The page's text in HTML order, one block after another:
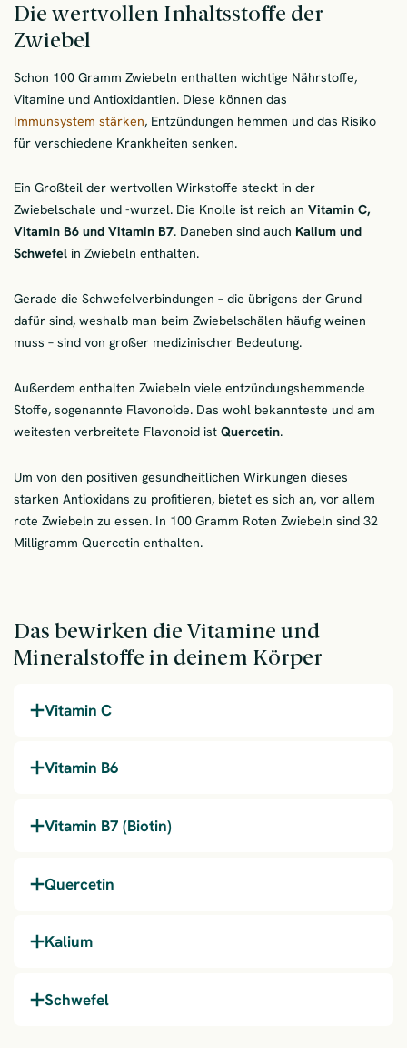
Die wertvollen Inhaltsstoffe der
Zwiebel
Schon 100 Gramm Zwiebeln enthalten wichtige Nährstoffe,
Vitamine und Antioxidantien. Diese können das
Immunsystem stärken, Entzündungen hemmen und das Risiko
für verschiedene Krankheiten senken.
Ein Großteil der wertvollen Wirkstoffe steckt in der
Zwiebelschale und -wurzel. Die Knolle ist reich an Vitamin C,
Vitamin B6 und Vitamin B7. Daneben sind auch Kalium und
Schwefel in Zwiebeln enthalten.
Gerade die Schwefelverbindungen – die übrigens der Grund
dafür sind, weshalb man beim Zwiebelschälen häufig weinen
muss – sind von großer medizinischer Bedeutung.
Außerdem enthalten Zwiebeln viele entzündungshemmende
Stoffe, sogenannte Flavonoide. Das wohl bekannteste und am
weitesten verbreitete Flavonoid ist Quercetin.
Um von den positiven gesundheitlichen Wirkungen dieses
starken Antioxidans zu profitieren, bietet es sich an, vor allem
rote Zwiebeln zu essen. In 100 Gramm Roten Zwiebeln sind 32
Milligramm Quercetin enthalten.
Das bewirken die Vitamine und
Mineralstoffe in deinem Körper
Vitamin C
Vitamin B6
Vitamin B7 (Biotin)
Quercetin
Kalium
Schwefel